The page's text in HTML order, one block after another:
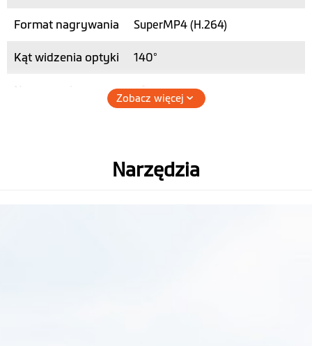
Format nagrywania SuperMP4 (H.264)
Kąt widzenia optyki 140°
Zobacz więcej
Narzędzia